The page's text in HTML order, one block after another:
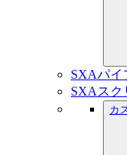
SXAパイ
SXAスク
カ